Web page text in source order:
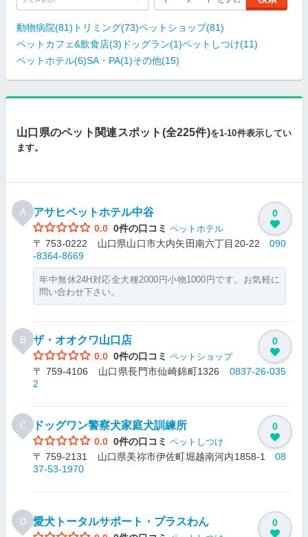
動物病院(81) トリミング(73)ペットショップ(81)
ペットカフェ&飲食店(3) ドッグラン(1)ペットしつけ(11)
ペットホテル(6)SA・PA(1)その他(15)
山口県のペット関連スポット(全225件)を1-10件表示してい
ます。
A アサヒペットホテル中谷
0.0 0件の口コミ ペットホテル
〒 753-0222 山口県山口市大内矢田南六丁目20-22 090
-8364-8669
年中無休24H対応全犬種2000円小物1000円です。お気軽に
問い合わせ下さい。
0
B ザ・オオクワ山口店
0.0 0件の口コミ ペットショップ
〒 759-4106 山口県長門市仙崎錦町1326 0837-26-035
2
0
C ドッグワン警察犬家庭犬訓練所
0.0 0件の口コミ ペットしつけ
〒 759-2131 山口県美祢市伊佐町堀越南河内1858-1 08
37-53-1970
0
D 愛犬トータルサポート・プラスわん 0